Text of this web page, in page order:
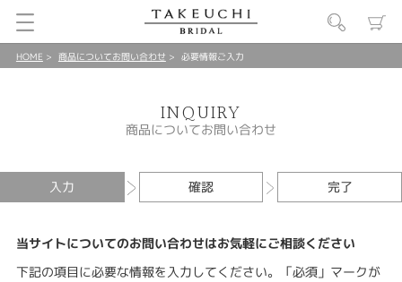
HOME 商品についてお問い合わせ 必要情報ご入力
INQUIRY
商品についてお問い合わせ
入力 確認 完了
当サイトについてのお問い合わせはお気軽にご相談ください
下記の項目に必要な情報を入力してください。「必須」マークが